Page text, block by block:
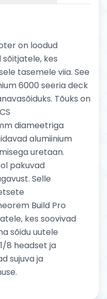
on loodud
sõitjatele, kes
tasemele viia. See
6000 seeria deck
Tõuks on
diameetriga
alumiinium
uretaan.
pakuvad
Selle
Build Pro
kes soovivad
sõidu uutele
8 headset ja
sujuva ja